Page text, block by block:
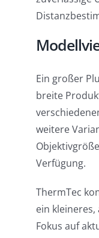
Ein großer
breite
weitere
Verfügung.
ThermTec
ein
Fokus auf